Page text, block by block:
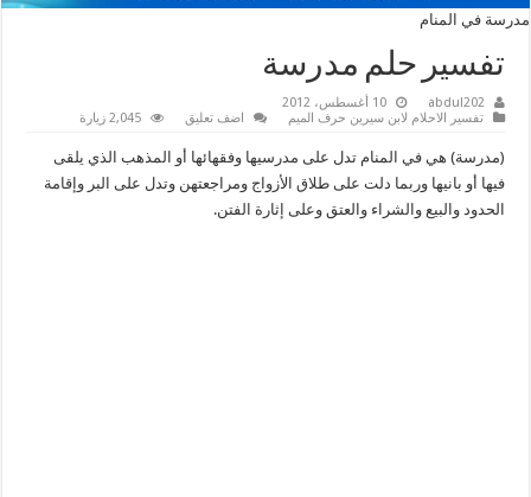
مدرسة في المنام
تفسير حلم مدرسة
abdul202
10 أغسطس، 2012
تفسير الاحلام لابن سيرين حرف الميم
اضف تعليق 2,045 زيارة
(مدرسة) هي في المنام تدل على مدرسيها وفقهائها أو المذهب الذي يلقى
فيها أو بانيها وربما دلت على طلاق الأزواج ومراجعتهن وتدل على البر وإقامة
الحدود والبيع والشراء والعتق وعلى إثارة الفتن.